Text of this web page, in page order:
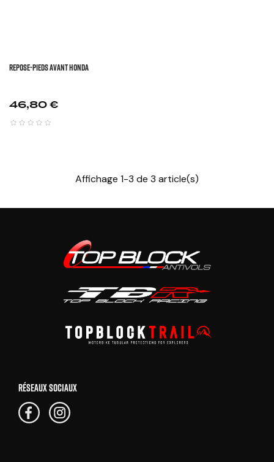
REPOSE-PIEDS AVANT HONDA
Prix
46,80 €
Affichage 1-3 de 3 article(s)
RÉSEAUX SOCIAUX